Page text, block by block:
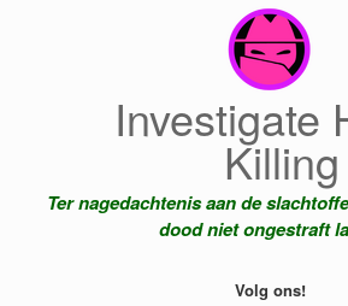
Investigate
Killing
Ter nagedachtenis aan de
dood niet ongestraft
Volg ons!